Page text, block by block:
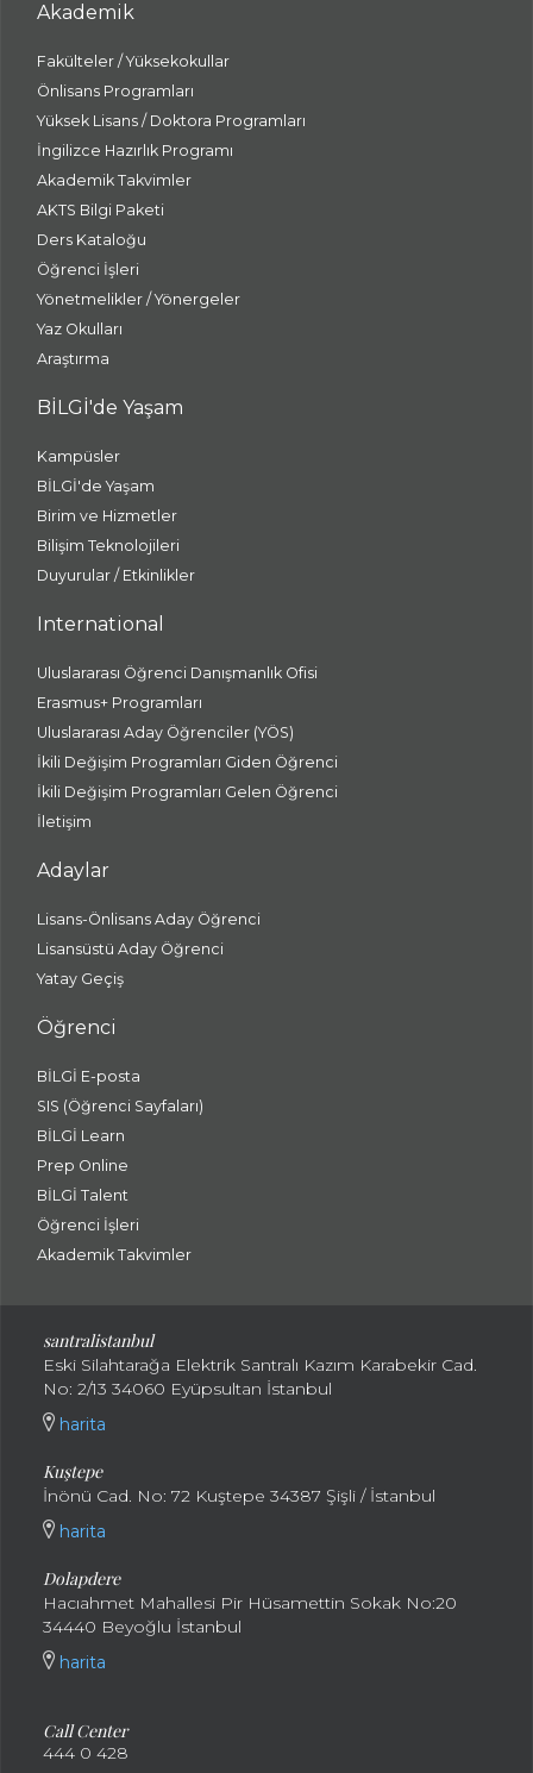
Akademik
Fakülteler / Yüksekokullar
Önlisans Programları
Yüksek Lisans / Doktora Programları
İngilizce Hazırlık Programı
Akademik Takvimler
AKTS Bilgi Paketi
Ders Kataloğu
Öğrenci İşleri
Yönetmelikler / Yönergeler
Yaz Okulları
Araştırma
BİLGİ'de Yaşam
Kampüsler
BİLGİ'de Yaşam
Birim ve Hizmetler
Bilişim Teknolojileri
Duyurular / Etkinlikler
International
Uluslararası Öğrenci Danışmanlık Ofisi
Erasmus+ Programları
Uluslararası Aday Öğrenciler (YÖS)
İkili Değişim Programları Giden Öğrenci
İkili Değişim Programları Gelen Öğrenci
İletişim
Adaylar
Lisans-Önlisans Aday Öğrenci
Lisansüstü Aday Öğrenci
Yatay Geçiş
Öğrenci
BİLGİ E-posta
SIS (Öğrenci Sayfaları)
BİLGİ Learn
Prep Online
BİLGİ Talent
Öğrenci İşleri
Akademik Takvimler
santralistanbul
Eski Silahtarağa Elektrik Santralı Kazım Karabekir Cad.
No: 2/13 34060 Eyüpsultan İstanbul
harita
Kuştepe
İnönü Cad. No: 72 Kuştepe 34387 Şişli / İstanbul
harita
Dolapdere
Hacıahmet Mahallesi Pir Hüsamettin Sokak No:20
34440 Beyoğlu İstanbul
harita
Call Center
444 0 428